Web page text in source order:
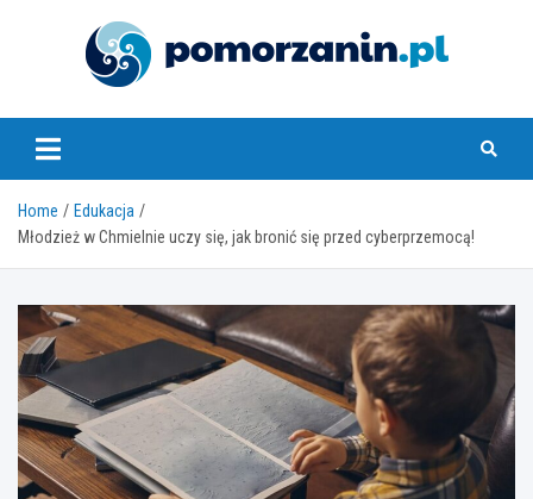
pomorzanin.pl
Home
Edukacja
Młodzież w Chmielnie uczy się, jak bronić się przed cyberprzemocą!